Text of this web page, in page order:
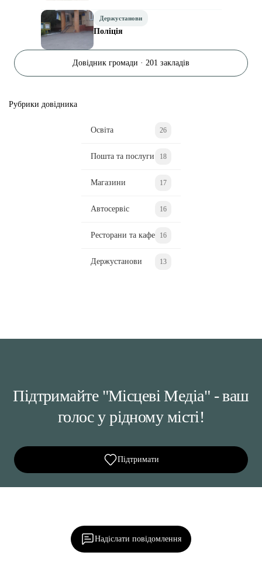
Держустанови
Поліція
Довідник громади · 201 закладів
Рубрики довідника
Освіта 26
Пошта та послуги 18
Магазини 17
Автосервіс 16
Ресторани та кафе 16
Держустанови 13
Підтримайте "Місцеві Медіа" - ваш
голос у рідному місті!
Підтримати
Надіслати повідомлення